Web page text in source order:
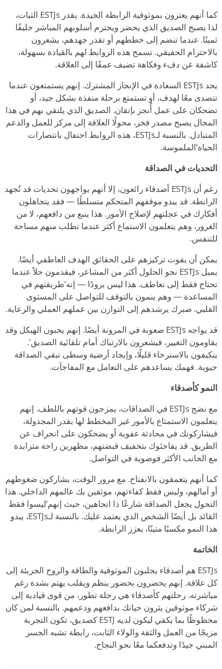
كما أنهم يعتزون بموثوقية الرابطة الجيدة. يقدر ESTJs الثبات،
لذا يصبح الصديق الذي يحضر ويحترم أسلوبهم المباشر حليفًا
ثمينًا. عندما تنضم إلى خططهم أو تقدر جهدهم، يشعرون
بالاحترام الحقيقي. تسمح هذه الروابط لهم بالقيادة بسهولة،
كاشفة عن دفء وفكاهة تضيف عمقًا إلى العلاقة.
يجد ESTJs السعادة في الإنجاز المشترك. إنهم يستمتعون عندما
تتصدى معًا لهدف، أو تستمتع برحلة منفذة بشكل جيد، أو
تضحكان على عمل أُنجز بإتقان. الصديق الذي يلتقي بهم في هذا
المجال يصبح مصدر فخر، محولًا العلاقة إلى مركز للعمل والدعم
المتبادل. بالنسبة لـESTJs، هذه الروابط احتفال بانتصارات
الحياة’الملموسة.
التحديات في الصداقة
رغم أن ESTJs أصدقاء رائعون، إلا أنهم يواجهون تحديات قد تُجهد
الرابطة. قد يبدو موقفهم المتحكم متسلطًا — فقد يتجاهلون
أفكارك في عجلتهم لإصلاح الأمور. هذا ينبع من دافعهم، لا من
الغرور، وهم يتعلمون الاستماع أكثر عندما تطلب منهم مساحة
للتنفس.
يمكن أن يفوت تركيزهم على الحقائق الهدف العاطفي أيضًا.
يميل ESTJs نحو الحلول أكثر من المشاعر، فيقدمون حلاً عندما
تحتاج فقط إلى تعاطف. هذا ليس برودًا — إنه’طريقتهم في
المساعدة — وهم ينمون بالتوقف للتواصل على المستوى
القلبي. صبرك يرشدهم إلى التوازن بين عملهم العملي والرعاية.
قد يواجه ESTJs صعوبة في المرونة أيضًا. إنهم يحبون الهيكل وقد
يقاومون التغيير، فيشعرون بالارتباك أمام تلقائية الصديق’
.
يتكيفون بالاسترخاء قليلًا، وإيجاد أرضية وسطى تبقي الصداقة
حيوية. فهمك يساعدهم على التعامل مع المفاجآت.
النمو كأصدقاء
مع نضج ESTJs في الصداقات، يمزجون قوتهم باللطف. إنهم
يتعلمون الاستمتاع بالأمور غير المخطط لها بقدر المجدولة،
فيشاركونك في محادثة عفوية أو يضحكون على انحراف عن
الطريق. قد يفاجئوك بتخفيف قبضتهم، مظهرين راحة متزايدة
مع الجانب الأكثر فوضوية في التواصل.
كما أنهم يتعمقون بالانفتاح. مع مرور الوقت، يشاركون ضغوطهم
أو آمالهم، وليس فقط كفاءتهم، موثقين بك عالمهم الداخلي. هذا
التحول يجعل الصداقة شارعًا ذا اتجاهين، حيث إنهم’ليسوا فقط
القائد بل أيضًا الشخص الذي يعتمد عليك. بالنسبة لـESTJs، يبدو
هذا النمو مكسبًا متينًا، يعزز الرابطة.
الخاتمة
ESTJs هم أصدقاء يجلبون الموثوقية والطاقة والروح الجريئة إلى
كل علاقة. إنهم يحضرون بحضور ينظم ويقلب يهتم بشدة رغم
مباشرته. رحلتهم كأصدقاء هي رحلة تطور، من قوى قيادية إلى
شركاء موثوقين يثرون حياتك بدافعهم ودعمهم. بالنسبة لمن كان
محظوظًا بما يكفي ليكون لديه ESTJ كصديق، تكون التجربة
مزيجًا من العمل والثقة والولاء الثابت، رابطة تشبه الجسر
المبني جيدًا وتدفعكما معًا نحو النجاح.